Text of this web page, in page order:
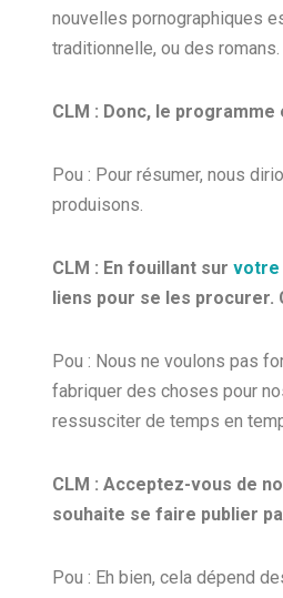
nouvelles pornographiques
traditionnelle, ou des romans.
CLM : Donc, le
Pou : Pour résumer, nous
produisons.
CLM : En fouillant sur votre
liens pour se les
Pou : Nous ne voulons pas
fabriquer des choses pour
ressusciter de temps en
CLM : Acceptez-vous de
souhaite se faire publier
Pou : Eh bien, cela dépend